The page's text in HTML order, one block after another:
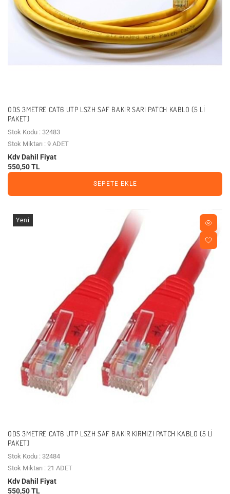
ODS 3METRE CAT6 UTP LSZH SAF BAKIR SARI PATCH KABLO (5 LI
PAKET)
Stok Kodu : 32483
Stok Miktarı : 9 ADET
Kdv Dahil Fiyat
550,50 TL
SEPETE EKLE
Yeni
ODS 3METRE CAT6 UTP LSZH SAF BAKIR KIRMIZI PATCH KABLO (5 LI
PAKET)
Stok Kodu : 32484
Stok Miktarı : 21 ADET
Kdv Dahil Fiyat
550,50 TL